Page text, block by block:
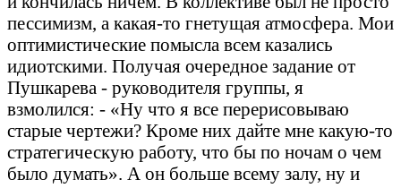
пессимизм, а какая-то гнетущая атмосфера. Мои
оптимистические помысла всем казались
идиотскими. Получая очередное задание от
Пушкарева - руководителя группы, я
взмолился: - «Ну что я все перерисовываю
старые чертежи? Кроме них дайте мне какую-то
стратегическую работу, что бы по ночам о чем
было думать». А он больше всему залу, ну и